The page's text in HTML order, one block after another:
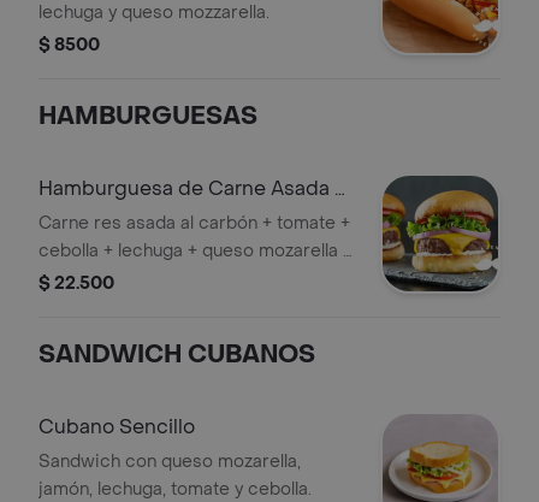
lechuga y queso mozzarella.
$ 8500
HAMBURGUESAS
Hamburguesa de Carne Asada Al
Carbón
Carne res asada al carbón + tomate +
cebolla + lechuga + queso mozarella +
jamón + papa francesa.
$ 22.500
SANDWICH CUBANOS
Cubano Sencillo
Sandwich con queso mozarella,
jamón, lechuga, tomate y cebolla.